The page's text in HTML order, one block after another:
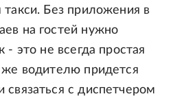
такси. Без приложения в
на гостей нужно
- это не всегда простая
водителю придется
с диспетчером